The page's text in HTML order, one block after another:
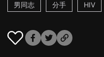
男同志
分手 HIV